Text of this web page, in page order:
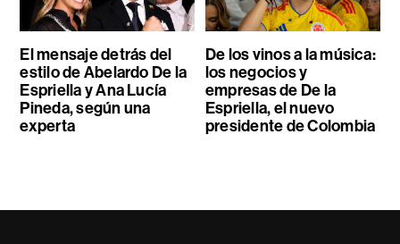
El mensaje detrás del
estilo de Abelardo De la
Espriella y Ana Lucía
Pineda, según una
experta
De los vinos a la música:
los negocios y
empresas de De la
Espriella, el nuevo
presidente de Colombia